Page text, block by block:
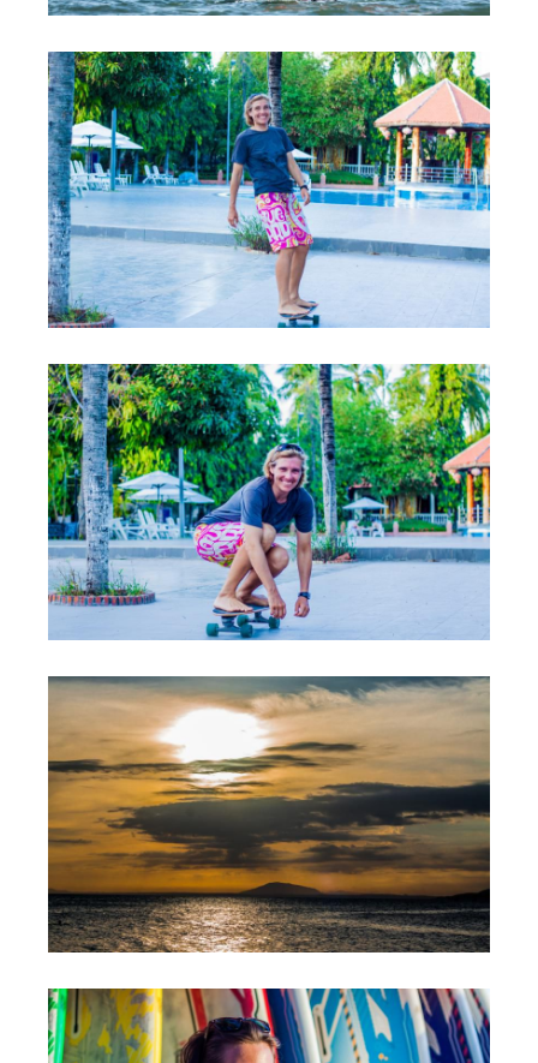
Классический серфинг и SUP
Продажа оборудования
Обучение кайтсерфингу
Система скидок
Обучение Wing Foil